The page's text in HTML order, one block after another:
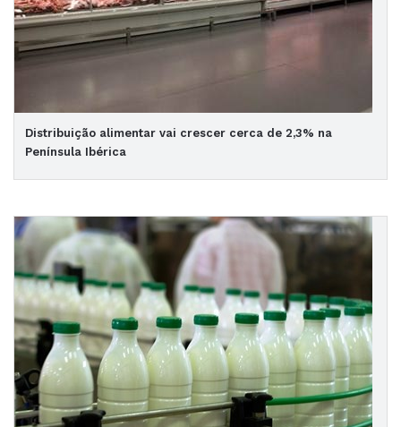
Distribuição alimentar vai crescer cerca de 2,3% na
Península Ibérica